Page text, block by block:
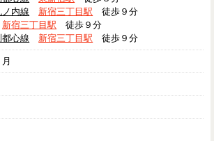
内線
新宿三丁目駅 徒歩９分
新宿三丁目駅 徒歩９分
心線
新宿三丁目駅 徒歩９分